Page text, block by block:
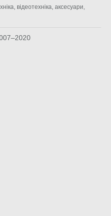
відеотехніка, аксесуари,